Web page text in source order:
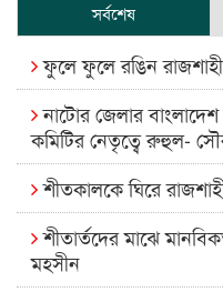
সর্বশেষ
ফুলে ফুলে রঙিন
নাটোর জেলার
কমিটির নেতৃত্বে রুহুল-
শীতকালকে ঘিরে
শীতার্তদের মাঝে
মহসীন